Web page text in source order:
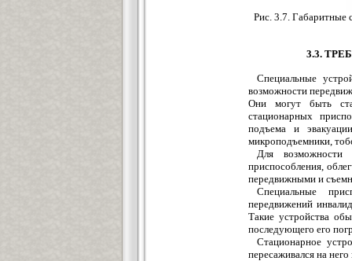
Рис. 3.7. Габаритные
3.3.
Специальные
возможности
Они могут быть
стационарных
подъема и
микроподъемники,
Для возможности
приспособления,
передвижными и
Специальные
передвижений
Такие устройства
последующего его
Стационарное
пересаживался на